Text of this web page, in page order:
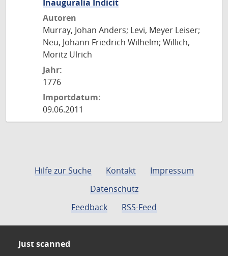
Inauguralia Indicit
Autoren
Murray, Johan Anders; Levi, Meyer Leiser;
Neu, Johann Friedrich Wilhelm; Willich,
Moritz Ulrich
Jahr:
1776
Importdatum:
09.06.2011
Hilfe zur Suche Kontakt
Impressum
Datenschutz
Feedback
RSS-Feed
Just scanned